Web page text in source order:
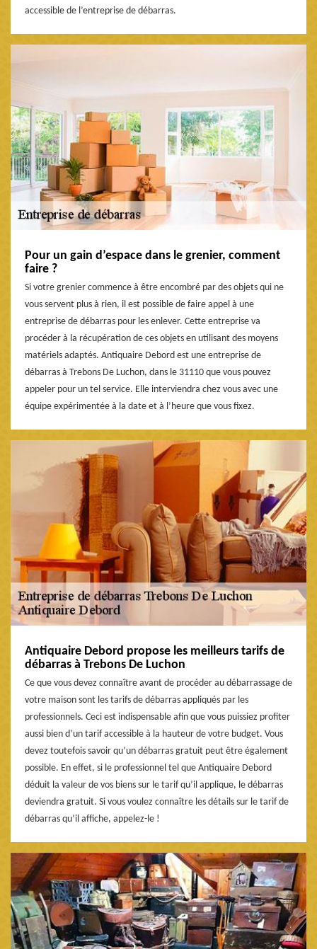
accessible de l’entreprise de débarras.
Pour un gain d’espace dans le grenier, comment
faire ?
Si votre grenier commence à être encombré par des objets qui ne
vous servent plus à rien, il est possible de faire appel à une
entreprise de débarras pour les enlever. Cette entreprise va
procéder à la récupération de ces objets en utilisant des moyens
matériels adaptés. Antiquaire Debord est une entreprise de
débarras à Trebons De Luchon, dans le 31110 que vous pouvez
appeler pour un tel service. Elle interviendra chez vous avec une
équipe expérimentée à la date et à l’heure que vous fixez.
Antiquaire Debord propose les meilleurs tarifs de
débarras à Trebons De Luchon
Ce que vous devez connaître avant de procéder au débarrassage de
votre maison sont les tarifs de débarras appliqués par les
professionnels. Ceci est indispensable afin que vous puissiez profiter
aussi bien d’un tarif accessible à la hauteur de votre budget. Vous
devez toutefois savoir qu’un débarras gratuit peut être également
possible. En effet, si le professionnel tel que Antiquaire Debord
déduit la valeur de vos biens sur le tarif qu’il applique, le débarras
deviendra gratuit. Si vous voulez connaître les détails sur le tarif de
débarras qu’il affiche, appelez-le !